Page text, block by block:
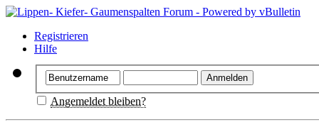
Registrieren
Hilfe
Angemeldet bleiben?